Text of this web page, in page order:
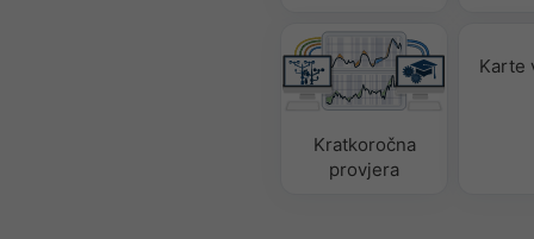
Kratkoročna
provjera
Karte